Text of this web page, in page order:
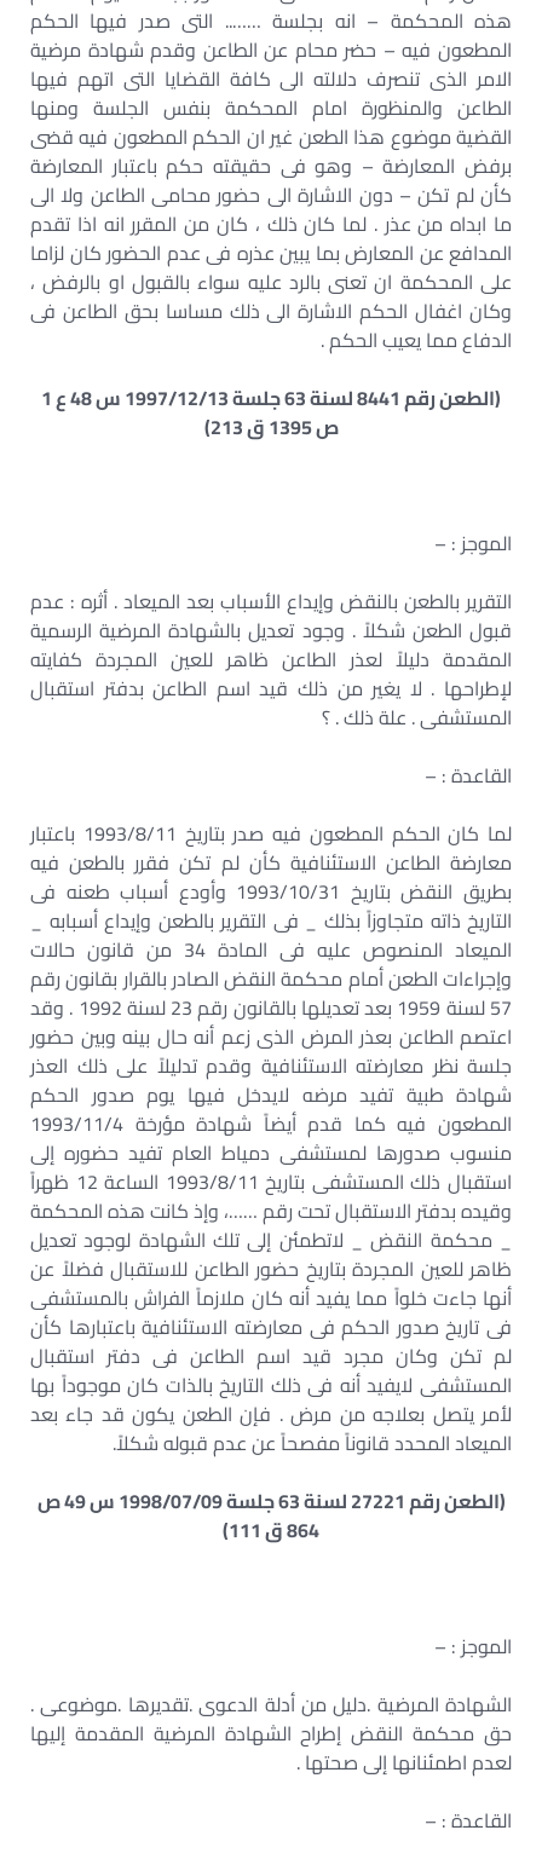
هذه المحكمة – انه بجلسة …….. التى صدر فيها الحكم
المطعون فيه – حضر محام عن الطاعن وقدم شهادة مرضية
الامر الذى تنصرف دلالته الى كافة القضايا التى اتهم فيها
الطاعن والمنظورة امام المحكمة بنفس الجلسة ومنها
القضية موضوع هذا الطعن غير ان الحكم المطعون فيه قضى
برفض المعارضة – وهو فى حقيقته حكم باعتبار المعارضة
كأن لم تكن – دون الاشارة الى حضور محامى الطاعن ولا الى
ما ابداه من عذر . لما كان ذلك ، كان من المقرر انه اذا تقدم
المدافع عن المعارض بما يبين عذره فى عدم الحضور كان لزاما
على المحكمة ان تعنى بالرد عليه سواء بالقبول او بالرفض ،
وكان اغفال الحكم الاشارة الى ذلك مساسا بحق الطاعن فى
الدفاع مما يعيب الحكم .
(الطعن رقم 8441 لسنة 63 جلسة 1997/12/13 س 48 ع 1
ص 1395 ق 213)
الموجز : –
التقرير بالطعن بالنقض وإيداع الأسباب بعد الميعاد . أثره : عدم
قبول الطعن شكلاً . وجود تعديل بالشهادة المرضية الرسمية
المقدمة دليلاً لعذر الطاعن ظاهر للعين المجردة كفايته
لإطراحها . لا يغير من ذلك قيد اسم الطاعن بدفتر استقبال
المستشفى . علة ذلك . ؟
القاعدة : –
لما كان الحكم المطعون فيه صدر بتاريخ 1993/8/11 باعتبار
معارضة الطاعن الاستئنافية كأن لم تكن فقرر بالطعن فيه
بطريق النقض بتاريخ 1993/10/31 وأودع أسباب طعنه فى
التاريخ ذاته متجاوزاً بذلك _ فى التقرير بالطعن وإيداع أسبابه _
الميعاد المنصوص عليه فى المادة 34 من قانون حالات
وإجراءات الطعن أمام محكمة النقض الصادر بالقرار بقانون رقم
57 لسنة 1959 بعد تعديلها بالقانون رقم 23 لسنة 1992 . وقد
اعتصم الطاعن بعذر المرض الذى زعم أنه حال بينه وبين حضور
جلسة نظر معارضته الاستئنافية وقدم تدليلاً على ذلك العذر
شهادة طبية تفيد مرضه لايدخل فيها يوم صدور الحكم
المطعون فيه كما قدم أيضاً شهادة مؤرخة 1993/11/4
منسوب صدورها لمستشفى دمياط العام تفيد حضوره إلى
استقبال ذلك المستشفى بتاريخ 1993/8/11 الساعة 12 ظهراً
وقيده بدفتر الاستقبال تحت رقم ……، وإذ كانت هذه المحكمة
_ محكمة النقض _ لاتطمئن إلى تلك الشهادة لوجود تعديل
ظاهر للعين المجردة بتاريخ حضور الطاعن للاستقبال فضلاً عن
أنها جاءت خلواً مما يفيد أنه كان ملازماً الفراش بالمستشفى
فى تاريخ صدور الحكم فى معارضته الاستئنافية باعتبارها كأن
لم تكن وكان مجرد قيد اسم الطاعن فى دفتر استقبال
المستشفى لايفيد أنه فى ذلك التاريخ بالذات كان موجوداً بها
لأمر يتصل بعلاجه من مرض . فإن الطعن يكون قد جاء بعد
الميعاد المحدد قانوناً مفصحاً عن عدم قبوله شكلاً.
(الطعن رقم 27221 لسنة 63 جلسة 1998/07/09 س 49 ص
864 ق 111)
الموجز : –
الشهادة المرضية .دليل من أدلة الدعوى .تقديرها .موضوعى .
حق محكمة النقض إطراح الشهادة المرضية المقدمة إليها
لعدم اطمئنانها إلى صحتها .
القاعدة : –